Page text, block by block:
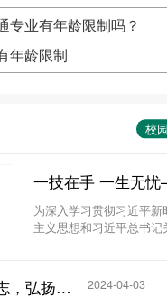
专业有年龄限制吗？
年龄限制
为深入学习贯彻习近平
主义思想和习近平总书记
的重要指示精神及全国
人人享有技能的校园氛围
日，我校...
继承先烈遗志，弘扬革命精神-甘肃秦陇技工学校清明节祭扫活动...
2024-04-03